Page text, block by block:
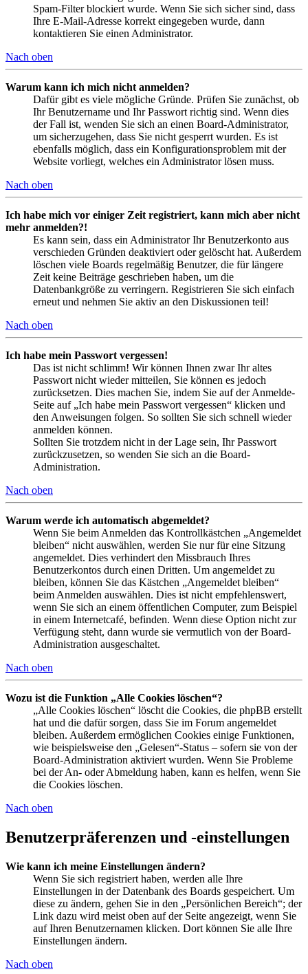
Spam-Filter blockiert wurde. Wenn Sie sich sicher sind, dass
Ihre E-Mail-Adresse korrekt eingegeben wurde, dann
kontaktieren Sie einen Administrator.
Nach oben
Warum kann ich mich nicht anmelden?
Dafür gibt es viele mögliche Gründe. Prüfen Sie zunächst, ob
Ihr Benutzername und Ihr Passwort richtig sind. Wenn dies
der Fall ist, wenden Sie sich an einen Board-Administrator,
um sicherzugehen, dass Sie nicht gesperrt wurden. Es ist
ebenfalls möglich, dass ein Konfigurationsproblem mit der
Website vorliegt, welches ein Administrator lösen muss.
Nach oben
Ich habe mich vor einiger Zeit registriert, kann mich aber nicht
mehr anmelden?!
Es kann sein, dass ein Administrator Ihr Benutzerkonto aus
verschieden Gründen deaktiviert oder gelöscht hat. Außerdem
löschen viele Boards regelmäßig Benutzer, die für längere
Zeit keine Beiträge geschrieben haben, um die
Datenbankgröße zu verringern. Registrieren Sie sich einfach
erneut und nehmen Sie aktiv an den Diskussionen teil!
Nach oben
Ich habe mein Passwort vergessen!
Das ist nicht schlimm! Wir können Ihnen zwar Ihr altes
Passwort nicht wieder mitteilen, Sie können es jedoch
zurücksetzen. Dies machen Sie, indem Sie auf der Anmelde-
Seite auf „Ich habe mein Passwort vergessen“ klicken und
den Anweisungen folgen. So sollten Sie sich schnell wieder
anmelden können.
Sollten Sie trotzdem nicht in der Lage sein, Ihr Passwort
zurückzusetzen, so wenden Sie sich an die Board-
Administration.
Nach oben
Warum werde ich automatisch abgemeldet?
Wenn Sie beim Anmelden das Kontrollkästchen „Angemeldet
bleiben“ nicht auswählen, werden Sie nur für eine Sitzung
angemeldet. Dies verhindert den Missbrauch Ihres
Benutzerkontos durch einen Dritten. Um angemeldet zu
bleiben, können Sie das Kästchen „Angemeldet bleiben“
beim Anmelden auswählen. Dies ist nicht empfehlenswert,
wenn Sie sich an einem öffentlichen Computer, zum Beispiel
in einem Internetcafé, befinden. Wenn diese Option nicht zur
Verfügung steht, dann wurde sie vermutlich von der Board-
Administration ausgeschaltet.
Nach oben
Wozu ist die Funktion „Alle Cookies löschen“?
„Alle Cookies löschen“ löscht die Cookies, die phpBB erstellt
hat und die dafür sorgen, dass Sie im Forum angemeldet
bleiben. Außerdem ermöglichen Cookies einige Funktionen,
wie beispielsweise den „Gelesen“-Status – sofern sie von der
Board-Administration aktiviert wurden. Wenn Sie Probleme
bei der An- oder Abmeldung haben, kann es helfen, wenn Sie
die Cookies löschen.
Nach oben
Benutzerpräferenzen und -einstellungen
Wie kann ich meine Einstellungen ändern?
Wenn Sie sich registriert haben, werden alle Ihre
Einstellungen in der Datenbank des Boards gespeichert. Um
diese zu ändern, gehen Sie in den „Persönlichen Bereich“; der
Link dazu wird meist oben auf der Seite angezeigt, wenn Sie
auf Ihren Benutzernamen klicken. Dort können Sie alle Ihre
Einstellungen ändern.
Nach oben